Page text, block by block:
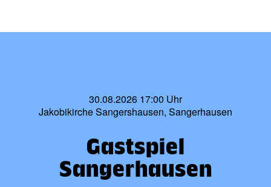
30.08.2026 17:00 Uhr
Jakobikirche Sangershausen, Sangerhausen
Gastspiel
Sangerhausen